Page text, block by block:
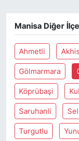
Manisa Diğer
Ahmetli
Gölmarmara
Köprübaşi
Saruhanli
Turgutlu
SPOR
TEKNOLOJİ
TÜRKİYE VE
VİDEO
YAŞAM